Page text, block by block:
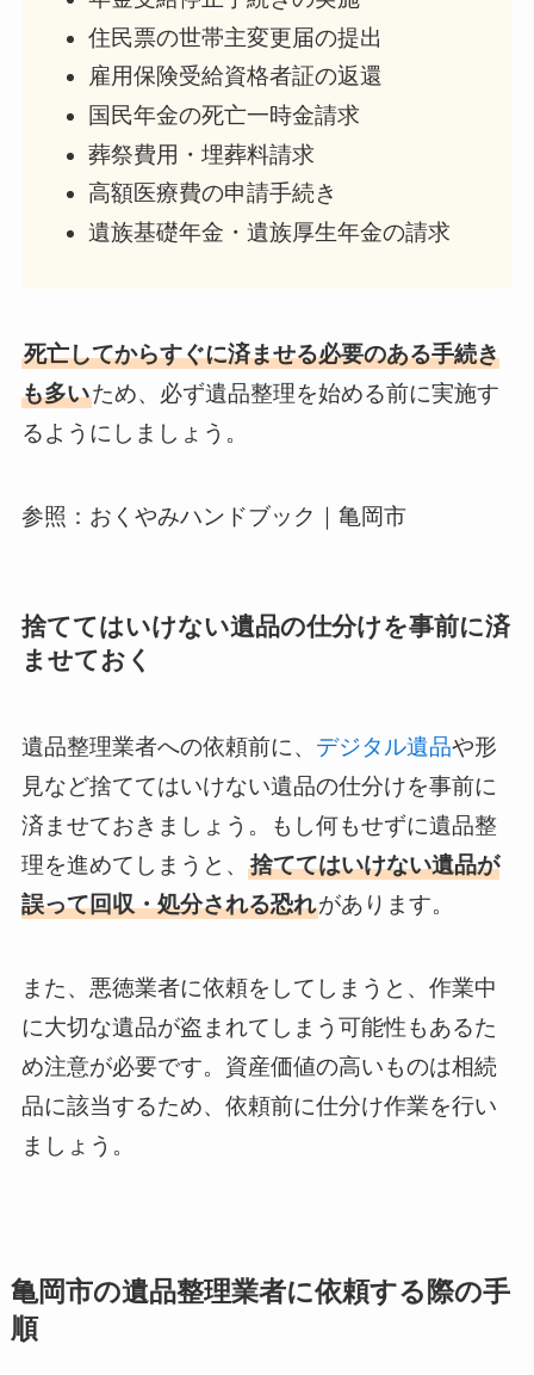
住民票の世帯主変更届の提出
雇用保険受給資格者証の返還
国民年金の死亡一時金請求
葬祭費用・埋葬料請求
高額医療費の申請手続き
遺族基礎年金・遺族厚生年金の請求
死亡してからすぐに済ませる必要のある手続き
も多いため、必ず遺品整理を始める前に実施す
るようにしましょう。
参照：おくやみハンドブック｜亀岡市
捨ててはいけない遺品の仕分けを事前に済
ませておく
遺品整理業者への依頼前に、 デジタル遺品や形
見など捨ててはいけない遺品の仕分けを事前に
済ませておきましょう。もし何もせずに遺品整
理を進めてしまうと、 捨ててはいけない遺品が
誤って回収・処分される恐れがあります。
また、悪徳業者に依頼をしてしまうと、作業中
に大切な遺品が盗まれてしまう可能性もあるた
め注意が必要です。資産価値の高いものは相続
品に該当するため、依頼前に仕分け作業を行い
ましょう。
亀岡市の遺品整理業者に依頼する際の手
順